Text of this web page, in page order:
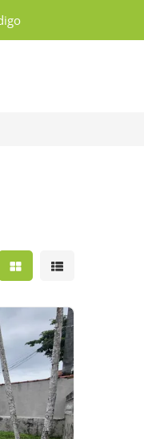
Mostrar resultados
Mostrar